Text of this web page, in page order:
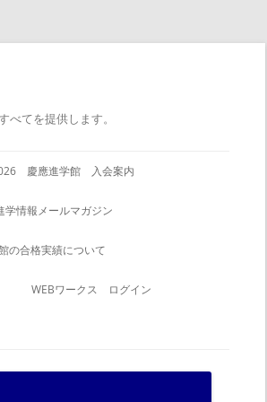
てを提供します。
慶應進学館 入会案内
学情報メールマガジン
の合格実績について
WEBワークス ログイン